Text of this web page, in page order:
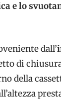
e lo
dall’
di
della